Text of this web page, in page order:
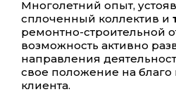
Многолетний опыт,
сплоченный коллектив и
ремонтно-строительной
возможность активно
направления
свое положение на благо
клиента.